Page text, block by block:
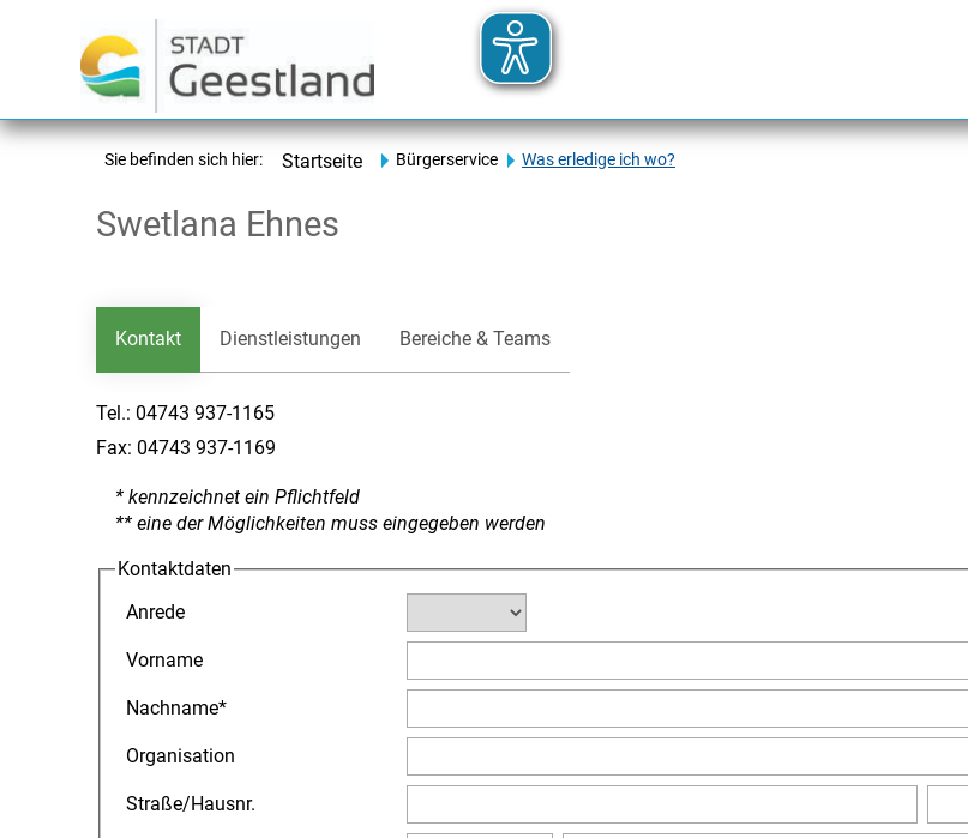
Sie befinden sich hier: Startseite Bürgerservice Was erledige ich wo?
Swetlana Ehnes
Kontakt Dienstleistungen Bereiche & Teams
Tel.: 04743 937-1165
Fax: 04743 937-1169
* kennzeichnet ein Pflichtfeld
** eine der Möglichkeiten muss eingegeben werden
Kontaktdaten
Anrede
Vorname
Nachname*
Organisation
Straße/Hausnr.